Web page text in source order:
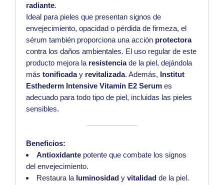
radiante.
Ideal para pieles que presentan signos de
envejecimiento, opacidad o pérdida de firmeza, el
sérum también proporciona una acción protectora
contra los daños ambientales. El uso regular de este
producto mejora la resistenciade la piel, dejándola
mástonificaday revitalizada. Además, Institut
Esthederm Intensive Vitamin E2 Serum es
adecuado para todo tipo de piel, incluidas las pieles
sensibles.
Beneficios:
Antioxidante potente que combate los signos
del envejecimiento.
Restaura la luminosidad yvitalidad de la piel.